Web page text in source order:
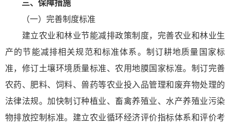
三、保障措施
（一）完善制度标准
建立农业和林业节能减排政策制度，完善农业和林业生
产的节能减排相关规范和标准体系。制订耕地质量国家标
准，修订土壤环境质量标准、农用地膜国家标准。制订完善
农药、肥料、饲料、兽药等农业投入品管理和废弃物处理的
法律法规。加快制订种植业、畜禽养殖业、水产养殖业污染
物排放控制标准。建立农业循环经济评价指标体系和评价考